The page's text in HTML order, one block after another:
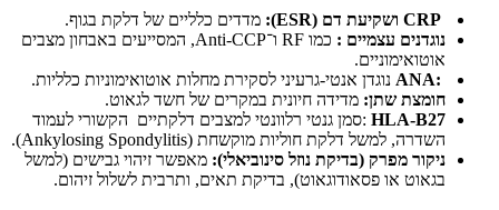
ושקיעת דם (ESR):
מדדים כלליים של דלקת בגוף.
נוגדנים עצמיים :
כמו RF ו־Anti-CCP, המסייעים באבחון מצבים
אוטואימוניים.
:ANA
נוגדן אנטי-גרעיני לסקירת מחלות אוטואימוניות כלליות.
חומצת שתן: מדידה חיונית במקרים של חשד לגאוט.
HLA-B27 :סמן גנטי רלוונטי למצבים דלקתיים הקשורי לעמוד
השדרה, למשל דלקת חוליות מוקשחת (Ankylosing Spondylitis).
ניקור מפרק (בדיקת נוזל סינוביאלי): מאפשר זיהוי גבישים (למשל
בגאוט או פסאודוגאוט), בדיקת תאים, ותרבית לשלול זיהום.